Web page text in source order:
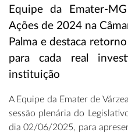
Equipe da Emater-
Ações de 2024 na
Palma e destaca
para cada real
instituição
A Equipe da Emater de
sessão plenária do
dia 02/06/2025, para